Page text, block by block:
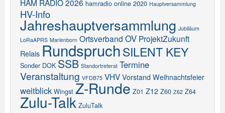
HAM RADIO 2026 hamradio online 2020 Hauptversammlung
HV-Info
Jahreshauptversammlung Jubiläum
LoRaAPRS Marienborn Ortsverband OV ProjektZukunft
Relais RundspruchSILENT KEY
Sonder DOK SSB Standortreferat Termine
Veranstaltung VFDB75 VHV Vorstand Weihnachtsfeier
weitblick Wingst Z-Runde Z01 Z12 Z60 Z62 Z64
Zulu-Talk ZuluTalk